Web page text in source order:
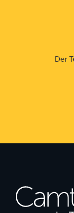
Der